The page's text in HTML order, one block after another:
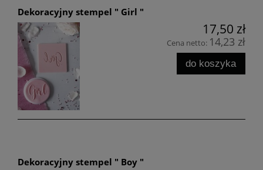
Dekoracyjny stempel " Girl "
17,50 zł
Cena netto: 14,23 zł
do koszyka
Dekoracyjny stempel " Boy "